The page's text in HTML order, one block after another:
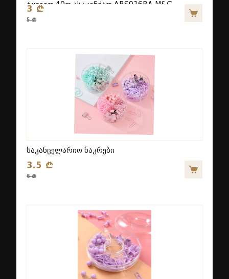
ტყვიით 40ფ ასაკინძად ABS916BA M&G
3 ₾
5 ₾
საკანცელარიო ნაკრები
3.5 ₾
6 ₾